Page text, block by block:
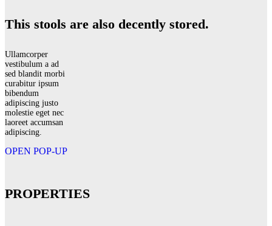
This stools are also decently stored.
Ullamcorper
vestibulum a ad
sed blandit morbi
curabitur ipsum
bibendum
adipiscing justo
molestie eget nec
laoreet accumsan
adipiscing.
OPEN POP-UP
PROPERTIES